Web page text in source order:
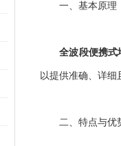
一、基本原理
全波段便携式
以提供准确、详
二、特点与优